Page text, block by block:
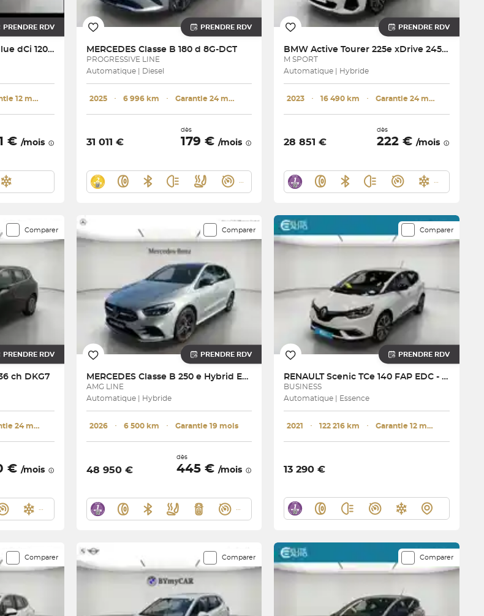
PRENDRE RDV
Grand Scenic Blue dCi 120 - 21
Garantie 12 mois
€ /mois
PRENDRE RDV
MERCEDES Classe B 180 d 8G-DCT
PROGRESSIVE LINE
Automatique | Diesel
2025 ･ 6 996 km ･ Garantie 24 mois
31 011 €
dès
179 €/mois
PRENDRE RDV
BMW Active Tourer 225e xDrive 245 ch DKG7
M SPORT
Automatique | Hybride
2023 ･ 16 490 km ･ Garantie 24 mois
28 851 €
dès
222 € /mois
Comparer
PRENDRE RDV
ch DKG7
Garantie 24 mois
€ /mois
Comparer
PRENDRE RDV
MERCEDES Classe B 250 e Hybrid EQ 8G-DCT
AMG LINE
Automatique | Hybride
2026 ･ 6 500 km ･ Garantie 19 mois
48 950 €
dès
445 €/mois
Comparer
PRENDRE RDV
RENAULT Scenic TCe 140 FAP EDC - 21
BUSINESS
Automatique | Essence
2021 ･ 122 216 km ･ Garantie 12 mois
13 290 €
Comparer Comparer Comparer